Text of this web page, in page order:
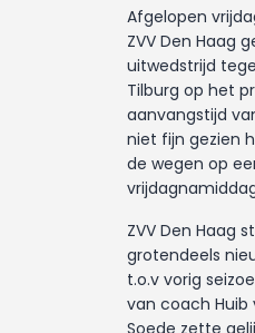
Afgelopen
ZVV Den Haag
uitwedstrijd
Tilburg op het
aanvangstijd
niet fijn gezien
de wegen op
ZVV Den Haag
grotendeels
t.o.v vorig
van coach Huib
Soede zette